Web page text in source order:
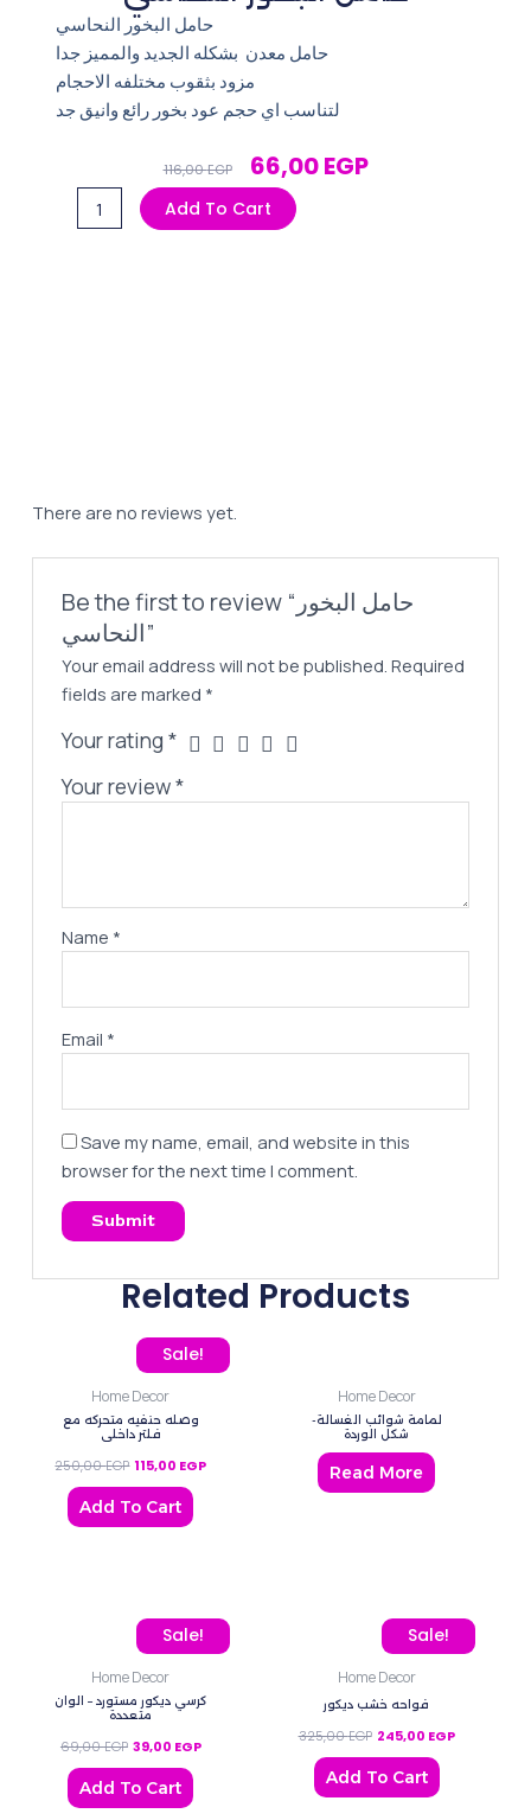
حامل البخور النحاسي
حامل معدن بشكله الجديد والمميز جدا
مزود بثقوب مختلفه الاحجام
لتناسب اي حجم عود بخور رائع وانيق جد
116,00EGP Original
Price
Was:
66,00EGPCurrent
Add To Cart
There are no reviews yet.
Be the first to review “حامل البخور
النحاسي”
Your email address will not be published. Required
fields are marked *
Your rating*
Your review*
Name *
Email *
Save my name, email, and website in this
browser for the next time I comment.
Related Products
Sale!
Home Decor
وصله حنفيه متحركه مع
فلتر داخلي
250,00EGP
Original price was: 250,00 EGP.
115,00 EGP
Current price is: 115,00 EGP.
Add To Cart
Home Decor
لمامة شوائب الغسالة-
شكل الوردة
Read More
Sale!
Home Decor
كرسي ديكور مستورد – الوان
متعددة
69,00EGP
Original price was: 69,00 EGP.
39,00 EGP
Current price is: 39,00 EGP.
Add To Cart
Sale!
Home Decor
فواحه خشب ديكور
325,00EGP
Original price was:
245,00 EGP
Current
Add To Cart